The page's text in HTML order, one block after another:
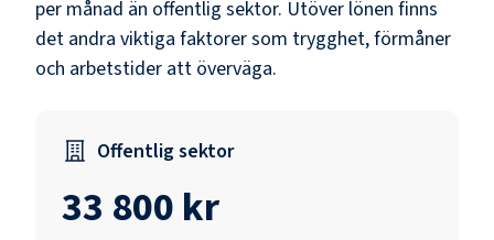
per månad än offentlig sektor. Utöver lönen finns
det andra viktiga faktorer som trygghet, förmåner
och arbetstider att överväga.
Offentlig sektor
33 800 kr